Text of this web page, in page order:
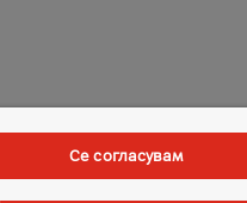
Се согласувам